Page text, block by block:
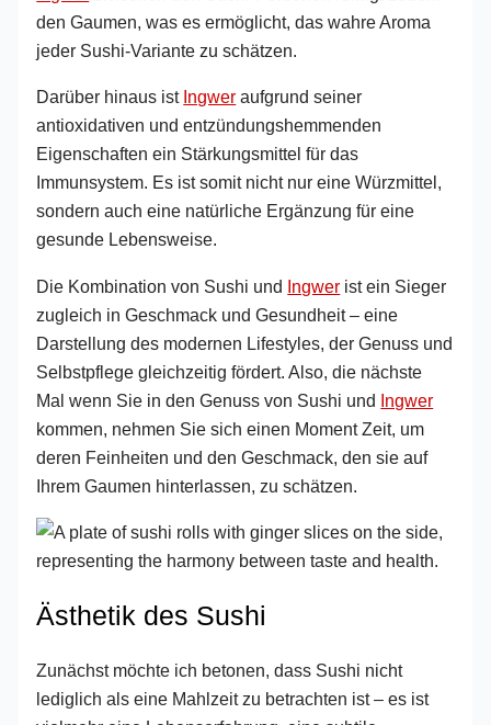
den Gaumen, was es ermöglicht, das wahre Aroma
jeder Sushi-Variante zu schätzen.
Darüber hinaus ist Ingwer aufgrund seiner
antioxidativen und entzündungshemmenden
Eigenschaften ein Stärkungsmittel für das
Immunsystem. Es ist somit nicht nur eine Würzmittel,
sondern auch eine natürliche Ergänzung für eine
gesunde Lebensweise.
Die Kombination von Sushi und Ingwer ist ein Sieger
zugleich in Geschmack und Gesundheit – eine
Darstellung des modernen Lifestyles, der Genuss und
Selbstpflege gleichzeitig fördert. Also, die nächste
Mal wenn Sie in den Genuss von Sushi und Ingwer
kommen, nehmen Sie sich einen Moment Zeit, um
deren Feinheiten und den Geschmack, den sie auf
Ihrem Gaumen hinterlassen, zu schätzen.
Ästhetik des Sushi
Zunächst möchte ich betonen, dass Sushi nicht
lediglich als eine Mahlzeit zu betrachten ist – es ist